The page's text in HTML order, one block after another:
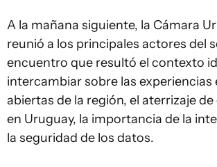
A la mañana siguiente, la Cámara
reunió a los principales actores del
encuentro que resultó el contexto
intercambiar sobre las experiencias
abiertas de la región, el aterrizaje
en Uruguay, la importancia de la
la seguridad de los datos.